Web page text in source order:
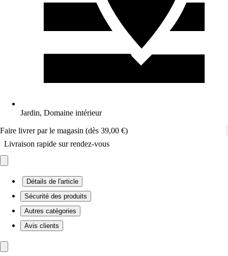
Jardin, Domaine intérieur
Faire livrer par le magasin (dès 39,00 €)
Livraison rapide sur rendez-vous
Détails de l'article
Sécurité des produits
Autres catégories
Avis clients